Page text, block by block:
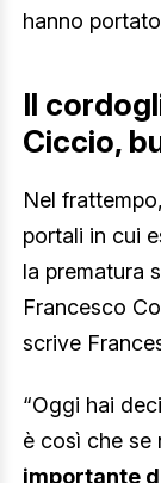
hanno
Il
Ciccio,
Nel
portali in cui
la prematura
Francesco
scrive
“Oggi hai
è così che se
importante